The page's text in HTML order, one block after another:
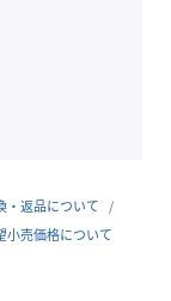
分や、キズがあ
ではの個性が
・返品について
小売価格について